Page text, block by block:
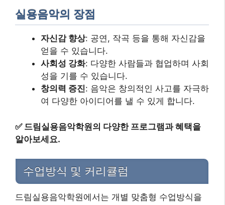
실용음악의 장점
자신감 향상: 공연, 작곡 등을 통해 자신감을
얻을 수 있습니다.
사회성 강화: 다양한 사람들과 협업하며 사회
성을 기를 수 있습니다.
창의력 증진: 음악은 창의적인 사고를 자극하
여 다양한 아이디어를 낼 수 있게 합니다.
✅ 드림실용음악학원의 다양한 프로그램과 혜택을
알아보세요.
수업방식 및 커리큘럼
드림실용음악학원에서는 개별 맞춤형 수업방식을